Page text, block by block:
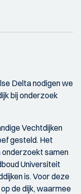
Delta nodigen we
bij onderzoek
Vechtdijken
gesteld. Het
samen
Universiteit
is. Voor deze
de dijk, waarmee